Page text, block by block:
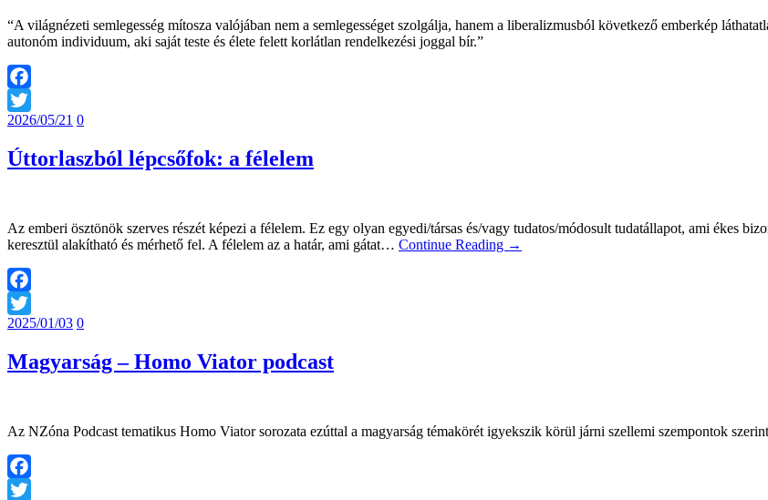
“A világnézeti semlegesség mítosza valójában nem a semlegességet szolgálja, hanem a liberalizmusból következő emberkép
autonóm individuum, aki saját teste és élete felett korlátlan rendelkezési joggal bír.”
Facebook
Twitter
2026/05/21 0
Úttorlaszból lépcsőfok: a félelem
Az emberi ösztönök szerves részét képezi a félelem. Ez egy olyan egyedi/társas és/vagy tudatos/módosult tudatállapot, ami ékes
keresztül alakítható és mérhető fel. A félelem az a határ, ami gátat… Continue Reading →
Facebook
Twitter
2025/01/03 0
Magyarság – Homo Viator podcast
Az NZóna Podcast tematikus Homo Viator sorozata ezúttal a magyarság témakörét igyekszik körül járni szellemi szempontok
Facebook